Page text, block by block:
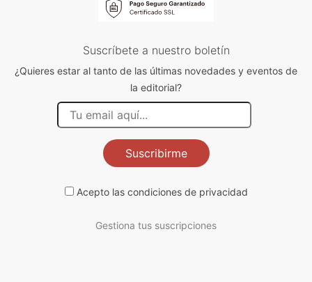
Suscríbete a nuestro boletín
¿Quieres estar al tanto de las últimas novedades y eventos de
la editorial?
Suscribirme
Acepto las condiciones de privacidad
Gestiona tus suscripciones